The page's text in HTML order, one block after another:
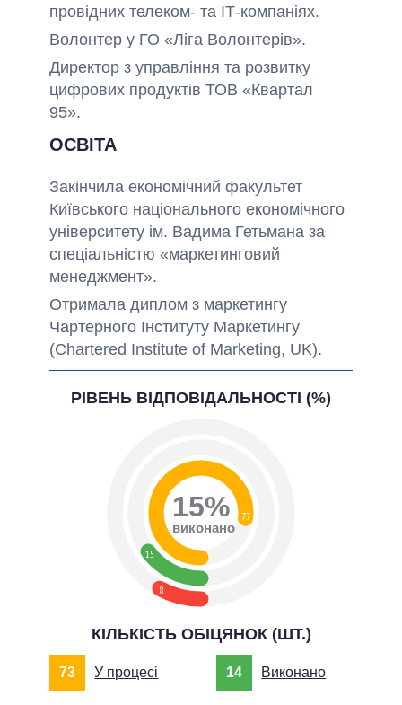
провідних телеком- та ІТ-компаніях.
Волонтер у ГО «Ліга Волонтерів».
Директор з управління та розвитку
цифрових продуктів ТОВ «Квартал
95».
ОСВІТА
Закінчила економічний факультет
Київського національного економічного
університету ім. Вадима Гетьмана за
спеціальністю «маркетинговий
менеджмент».
Отримала диплом з маркетингу
Чартерного Інституту Маркетингу
(Chartered Institute of Marketing, UK).
РІВЕНЬ ВІДПОВІДАЛЬНОСТІ (%)
8
15
77
15%
виконано
КІЛЬКІСТЬ ОБІЦЯНОК (ШТ.)
73 У процесі 14 Виконано